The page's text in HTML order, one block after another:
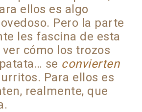
ellos es algo
Pero la parte
les fascina de esta
cómo los trozos
se convierten
Para ellos es
realmente, que